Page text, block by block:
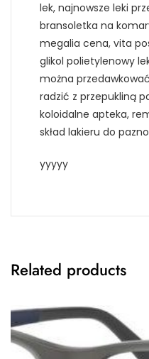
lek, najnowsze leki
bransoletka na
megalia cena, vita
glikol polietylenowy
można
radzić z przepukliną
koloidalne apteka,
skład lakieru do
yyyyy
Related products